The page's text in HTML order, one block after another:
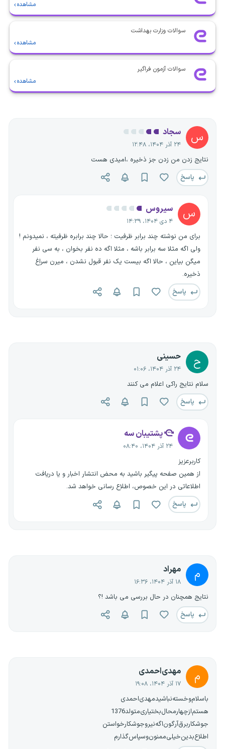
مشاهده
سوالات وزارت بهداشت
مشاهده
سوالات آزمون فراگیر
مشاهده
س سجاد
۲۴ آذر ۱۴۰۴، ۱۲:۴۸
نتایج زدن من زدن جز ذخیره ،امیدی هست
پاسخ
س سیروس
۴ دی ۱۴۰۴، ۱۴:۳۹
برای من نوشته چند برابر ظرفیت ؛ حالا چند برابره ظرفیته ، نمیدونم !
ولی اگه مثلا سه برابر باشه ، مثلا اگه ده نفر بخوان ، به سی نفر
میگن بیاین ، حالا اگه بیست یک نفر قبول نشدن ، میرن سراغ
ذخیره.
پاسخ
ح حسینی
۲۴ آذر ۱۴۰۴، ۰۱:۰۶
سلام نتایج راکی اعلام می کنند
پاسخ
پشتیبان سه
۲۴ آذر ۱۴۰۴، ۰۸:۴۰
کاربرعزیز
از همین صفحه پیگیر باشید به محض انتشار اخبار و یا دریافت
اطلاعاتی در این خصوص، اطلاع رسانی خواهد شد.
پاسخ
م مهراد
۱۸ آذر ۱۴۰۴، ۱۶:۳۶
نتایج همچنان در حال بررسی می باشد !؟
پاسخ
م مهدی‌احمدی
۱۷ آذر ۱۴۰۴، ۱۹:۰۸
با‌سلام‌و‌خسته‌نباشید‌مهدی‌احمدی
هستم‌از‌چهار‌محال‌بختیاری‌‌متولد‌1376
جوشکار‌برق‌آرگون‌اگه‌نیرو‌‌جوشکار‌خواستن
اطلاع‌بدین‌خیلی‌ممنون‌و‌سپاس‌گذارم‌